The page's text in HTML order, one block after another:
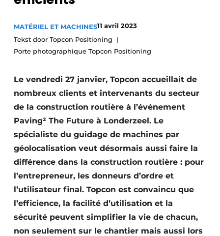
Video’s
Construction bois
Contrôle d’accès
Éclairage
Fondations
Façades
Géotextiles
Infrastructures souterraines et égouttage
Protection solaire
MATÉRIEL ET MACHINES11 avril 2023
Tekst door Topcon Positioning
Porte photographique Topcon Positioning
Le vendredi 27 janvier, Topcon accueillait de
nombreux clients et intervenants du secteur
de la construction routière à l’événement
Paving² The Future à Londerzeel. Le
spécialiste du guidage de machines par
géolocalisation veut désormais aussi faire la
différence dans la construction routière : pour
l’entrepreneur, les donneurs d’ordre et
l’utilisateur final. Topcon est convaincu que
l’efficience, la facilité d’utilisation et la
sécurité peuvent simplifier la vie de chacun,
non seulement sur le chantier mais aussi lors